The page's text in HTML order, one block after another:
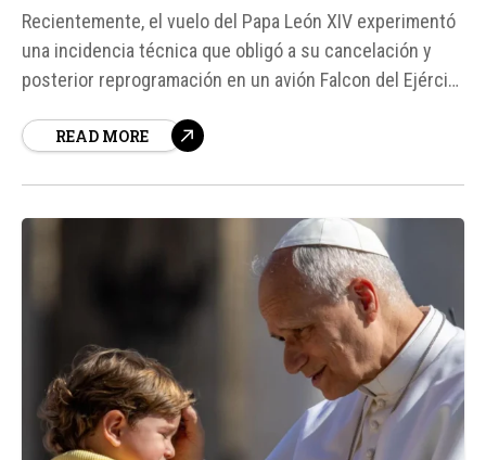
Recientemente, el vuelo del Papa León XIV experimentó
una incidencia técnica que obligó a su cancelación y
posterior reprogramación en un avión Falcon del Ejército
relieve la importancia de la gestión del riesgo y la
READ MORE